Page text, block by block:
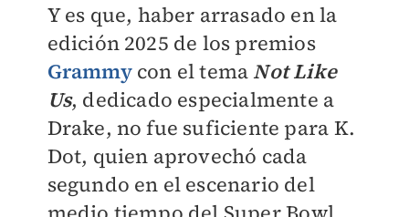
Y es que, haber arrasado en la
edición 2025 de los premios
Grammy con el temaNot Like
Us, dedicado especialmente a
Drake, no fue suficiente para K.
Dot, quien aprovechó cada
segundo en el escenario del